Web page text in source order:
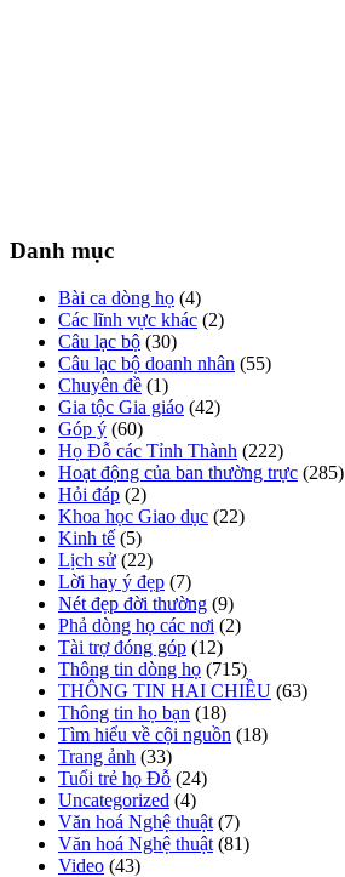
Danh mục
Bài ca dòng họ (4)
Các lĩnh vực khác (2)
Câu lạc bộ (30)
Câu lạc bộ doanh nhân (55)
Chuyên đề (1)
Gia tộc Gia giáo (42)
Góp ý (60)
Họ Đỗ các Tỉnh Thành (222)
Hoạt động của ban thường trực (285)
Hỏi đáp (2)
Khoa học Giao dục (22)
Kinh tế (5)
Lịch sử (22)
Lời hay ý đẹp (7)
Nét đẹp đời thường (9)
Phả dòng họ các nơi (2)
Tài trợ đóng góp (12)
Thông tin dòng họ (715)
THÔNG TIN HAI CHIỀU (63)
Thông tin họ bạn (18)
Tìm hiểu về cội nguồn (18)
Trang ảnh (33)
Tuổi trẻ họ Đỗ (24)
Uncategorized (4)
Văn hoá Nghệ thuật (7)
Văn hoá Nghệ thuật (81)
Video (43)